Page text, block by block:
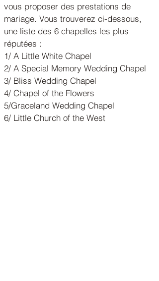
vous proposer des prestations de
mariage. Vous trouverez ci-dessous,
une liste des 6 chapelles les plus
réputées :
1/ A Little White Chapel
2/ A Special Memory Wedding Chapel
3/ Bliss Wedding Chapel
4/ Chapel of the Flowers
5/Graceland Wedding Chapel
6/ Little Church of the West